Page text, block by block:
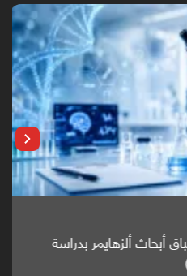
أبحاث ألزهايمر بدراسة